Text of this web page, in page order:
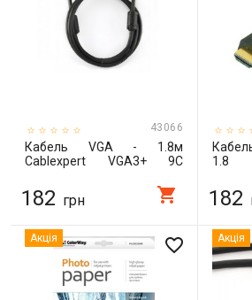
43066
Кабель VGA - 1.8м
Cablexpert VGA3+ 9C
с 2-мя феритами, 1.8м /
CC-PPVGA-6B
182 грн shopping_cart
1.8
182
favorite_border
Акція Акція